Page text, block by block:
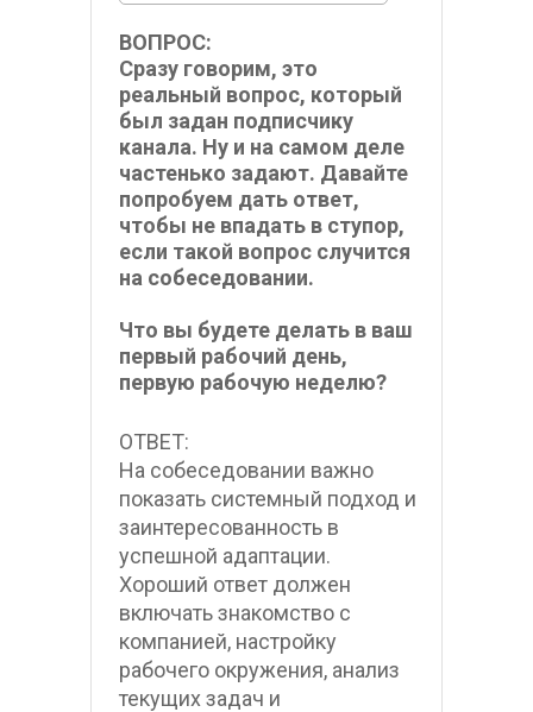
ВОПРОС:
Сразу говорим, это
реальный вопрос, который
был задан подписчику
канала. Ну и на самом деле
частенько задают. Давайте
попробуем дать ответ,
чтобы не впадать в ступор,
если такой вопрос случится
на собеседовании.
Что вы будете делать в ваш
первый рабочий день,
первую рабочую неделю?
ОТВЕТ:
На собеседовании важно
показать системный подход и
заинтересованность в
успешной адаптации.
Хороший ответ должен
включать знакомство с
компанией, настройку
рабочего окружения, анализ
текущих задач и